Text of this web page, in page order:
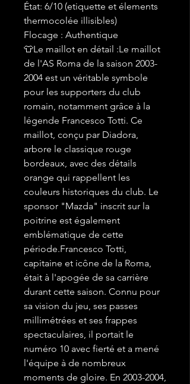
État: 6/10 (etiquette et élements
thermocolée illisibles)
Flocage : Authentique
👕Le maillot en détail :Le maillot
de l'AS Roma de la saison 2003-
2004 est un véritable symbole
pour les supporters du club
romain, notamment grâce à la
légende Francesco Totti. Ce
maillot, conçu par Diadora,
arbore le classique rouge
bordeaux, avec des détails
orange qui rappellent les
couleurs historiques du club. Le
sponsor "Mazda" inscrit sur la
poitrine est également
emblématique de cette
période.Francesco Totti,
capitaine et icône de la Roma,
était à l'apogée de sa carrière
durant cette saison. Connu pour
sa vision du jeu, ses passes
millimétrées et ses frappes
spectaculaires, il portait le
numéro 10 avec fierté et a mené
l'équipe à de nombreux
moments de gloire. En 2003-2004,